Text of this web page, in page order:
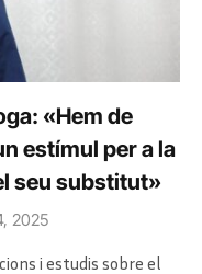
«Hem de
estímul per a la
seu substitut»
2025
i estudis sobre el